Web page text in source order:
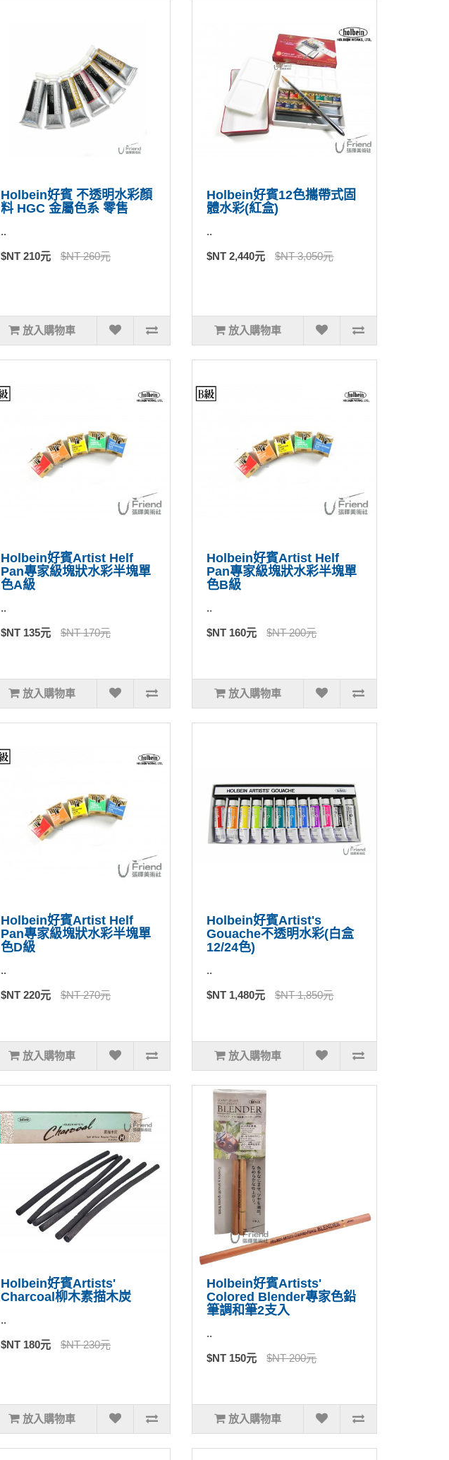
Holbein好賓 不透明水彩顏
料 HGC 金屬色系 零售
..
$NT 210元 $NT 260元
放入購物車
Holbein好賓12色攜帶式固
體水彩(紅盒)
..
$NT 2,440元 $NT 3,050元
放入購物車
Holbein好賓Artist Helf
Pan專家級塊狀水彩半塊單
色A級
..
$NT 135元 $NT 170元
放入購物車
Holbein好賓Artist Helf
Pan專家級塊狀水彩半塊單
色B級
..
$NT 160元 $NT 200元
放入購物車
Holbein好賓Artist Helf
Pan專家級塊狀水彩半塊單
色D級
..
$NT 220元 $NT 270元
放入購物車
Holbein好賓Artist's
Gouache不透明水彩(白盒
12/24色)
..
$NT 1,480元 $NT 1,850元
放入購物車
Holbein好賓Artists'
Charcoal柳木素描木炭
..
$NT 180元 $NT 230元
放入購物車
Holbein好賓Artists'
Colored Blender專家色鉛
筆調和筆2支入
..
$NT 150元 $NT 200元
放入購物車